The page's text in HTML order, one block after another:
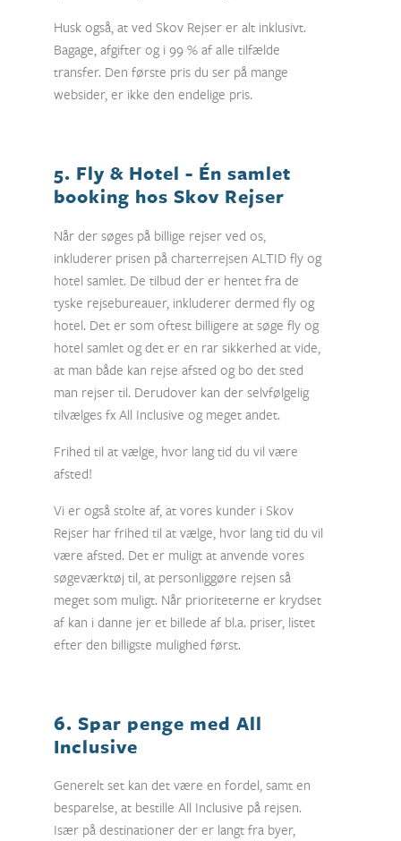
Husk også, at ved Skov Rejser er alt inklusivt.
Bagage, afgifter og i 99 % af alle tilfælde
transfer. Den første pris du ser på mange
websider, er ikke den endelige pris.
5. Fly & Hotel - Én samlet
booking hos Skov Rejser
Når der søges på billige rejser ved os,
inkluderer prisen på charterrejsen ALTID fly og
hotel samlet. De tilbud der er hentet fra de
tyske rejsebureauer, inkluderer dermed fly og
hotel. Det er som oftest billigere at søge fly og
hotel samlet og det er en rar sikkerhed at vide,
at man både kan rejse afsted og bo det sted
man rejser til. Derudover kan der selvfølgelig
tilvælges fx All Inclusive og meget andet.
Frihed til at vælge, hvor lang tid du vil være
afsted!
Vi er også stolte af, at vores kunder i Skov
Rejser har frihed til at vælge, hvor lang tid du vil
være afsted. Det er muligt at anvende vores
søgeværktøj til, at personliggøre rejsen så
meget som muligt. Når prioriteterne er krydset
af kan i danne jer et billede af bl.a. priser, listet
efter den billigste mulighed først.
6. Spar penge med All
Inclusive
Generelt set kan det være en fordel, samt en
besparelse, at bestille All Inclusive på rejsen.
Især på destinationer der er langt fra byer,